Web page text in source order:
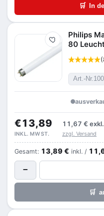
🛒 In
Merken
Philips
80
Art.-Nr.
€13,89 11,67 €
INKL. MWST. zzgl. Versand
Gesamt: 13,89 € inkl. /
−
🛒